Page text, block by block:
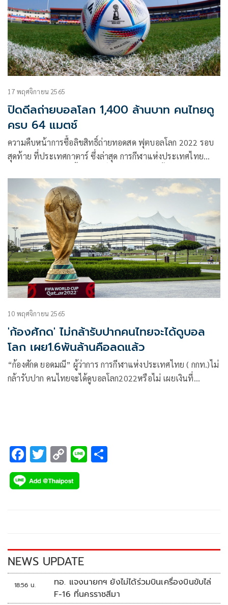
17 พฤศจิกายน 2565
ปิดดีลถ่ายบอลโลก 1,400 ล้านบาท คนไทยดู
ครบ 64 แมตช์
ความคืบหน้าการซื้อลิขสิทธิ์ถ่ายทอดสด ฟุตบอลโลก 2022 รอบ
สุดท้าย ที่ประเทศกาตาร์ ซึ่งล่าสุด การกีฬาแห่งประเทศไทย
เรียบร้อยที่ 33 ล้านเหรียญสหรัฐฯ หรือประมาณ 1,200 ล้าน
บาทยังไม่รวมภาษีที่ทำให้ราคาน่าจะขึ้นไปอยู่ที่ 1,400 ล้านบาท
จากการเปิดเผยของ ดร.ก้องศักด ยอดมณี ผู้ว่าการกกท.
10 พฤศจิกายน 2565
'ก้องศักด' ไม่กล้ารับปากคนไทยจะได้ดูบอล
โลก เผย1.6พันล้านคือลดแล้ว
“ก้องศักด ยอดมณี” ผู้ว่าการ การกีฬาแห่งประเทศไทย ( กกท.)ไม่
กล้ารับปาก คนไทยจะได้ดูบอลโลก2022หรือไม่ เผยเงินที่
F
ac
e
k
T
wi
tt
C
o
p
k
Li
NEWS UPDATE
18:56 น.
ทอ. แจงนายกฯ ยังไม่ได้ร่วมบินเครื่องบินขับไล่
F-16 ที่นครราชสีมา